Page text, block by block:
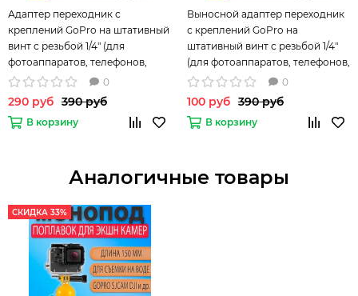
Адаптер переходник с
креплений GoPro на штативный
винт с резьбой 1/4" (для
фотоаппаратов, телефонов,
экшн камер Sony, Xiaomi с
аксессуарами GoPro)
0
290 руб 390 руб
В корзину
Выносной адаптер переходник
с креплений GoPro на
штативный винт с резьбой 1/4"
(для фотоаппаратов, телефонов,
камер Sony, Xiaomi с
аксессуарами GoPro)
0
100 руб 390 руб
В корзину
Аналогичные товары
СКИДКА 33%